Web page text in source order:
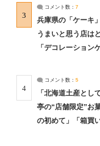
3
コメント数： 7
兵庫県の「ケーキ
うまいと思う店は
「デコレーション
4
コメント数： 5
「北海道土産とし
亭の“店舗限定”お
の初めて」「箱買